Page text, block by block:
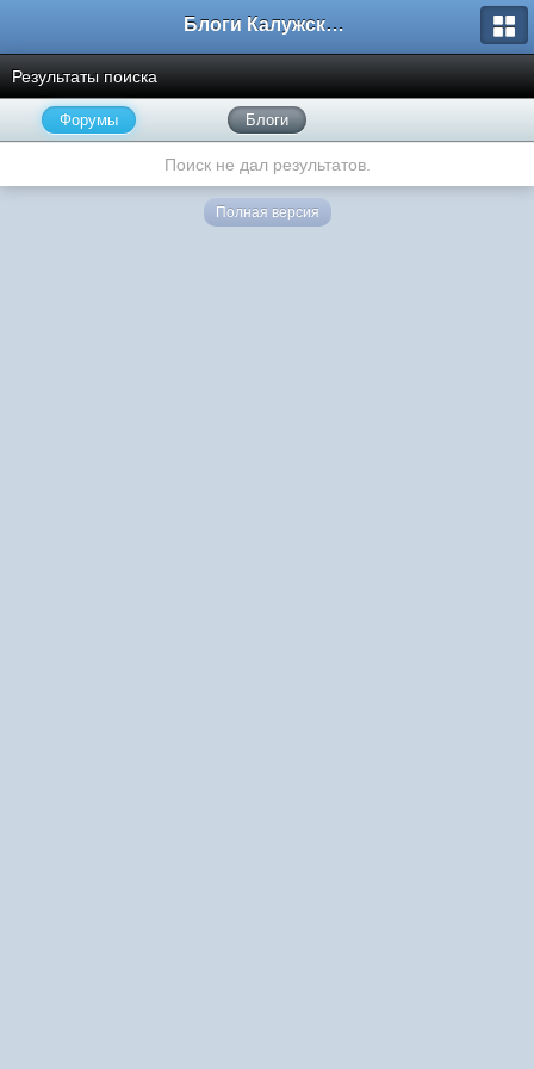
Блоги Калужского перекрестка
Результаты поиска
Форумы Блоги
Поиск не дал результатов.
Полная версия